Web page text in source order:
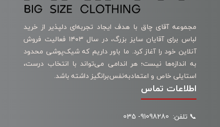
مجموعه آقای چاق با هدف ایجاد تجربه‌ای دلپذیر از خرید
لباس برای آقایان سایز بزرگ، در سال ۱۴۰۳ فعالیت فروش
آنلاین خود را آغاز کرد. ما باور داریم که شیک‌پوشی محدود
به اندازه‌ها نیست؛ هر اندامی می‌تواند با انتخاب درست،
استایلی خاص و اعتمادبه‌نفس‌برانگیز داشته باشد.
اطلاعات تماس
📞 تلفن: 91098280- 035